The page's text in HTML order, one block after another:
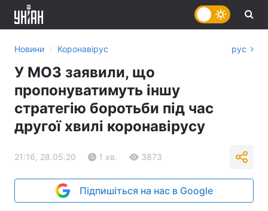
Новини › Коронавірус рус
У МОЗ заявили, що
пропонуватимуть іншу
стратегію боротьби під час
другої хвилі коронавірусу
21:16, 28.05.20 1 хв. 3873
Підпишіться на нас в Google